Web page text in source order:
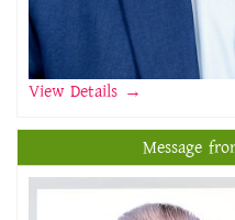
View Details →
Message